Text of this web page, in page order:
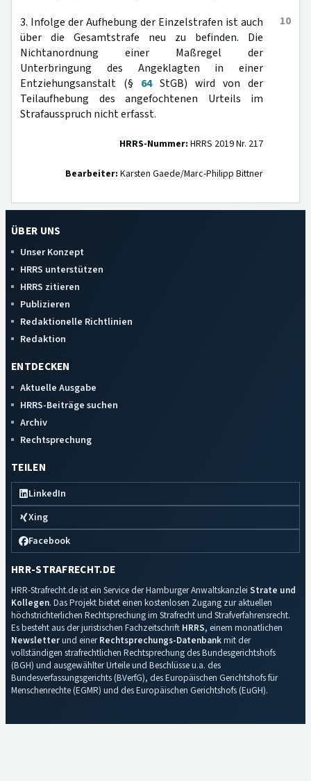
10
3. Infolge der Aufhebung der Einzelstrafen ist auch
über die Gesamtstrafe neu zu befinden. Die
Nichtanordnung einer Maßregel der
Unterbringung des Angeklagten in einer
Entziehungsanstalt (§ 64StGB) wird von der
Teilaufhebung des angefochtenen Urteils im
Strafausspruch nicht erfasst.
HRRS-Nummer: HRRS 2019 Nr. 217
Bearbeiter: Karsten Gaede/Marc-Philipp Bittner
ÜBER UNS
Unser Konzept
HRRS unterstützen
HRRS zitieren
Publizieren
Redaktionelle Richtlinien
Redaktion
ENTDECKEN
Aktuelle Ausgabe
HRRS-Beiträge suchen
Archiv
Rechtsprechung
TEILEN
LinkedIn
Xing
Facebook
HRR-STRAFRECHT.DE
HRR-Strafrecht.de ist ein Service der Hamburger Anwaltskanzlei Strate und
Kollegen. Das Projekt bietet einen kostenlosen Zugang zur aktuellen
höchstrichterlichen Rechtsprechung im Strafrecht und Strafverfahrensrecht.
Es besteht aus der juristischen Fachzeitschrift HRRS, einem monatlichen
Newsletterund einerRechtsprechungs-Datenbankmit der
vollständigen strafrechtlichen Rechtsprechung des Bundesgerichtshofs
(BGH) und ausgewählter Urteile und Beschlüsse u.a. des
Bundesverfassungsgerichts (BVerfG), des Europäischen Gerichtshofs für
Menschenrechte (EGMR) und des Europäischen Gerichtshofs (EuGH).